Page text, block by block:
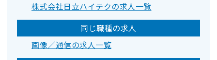
株式会社日立ハイテクの求人一覧
同じ職種の求人
画像／通信の求人一覧